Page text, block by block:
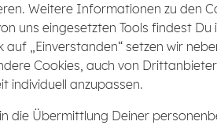
Weitere Informationen zu den
uns eingesetzten Tools findest Du
auf „Einverstanden“ setzen wir
Cookies, auch von
individuell anzupassen.
die Übermittlung Deiner
1.330,7
1.358,3
1.396,7